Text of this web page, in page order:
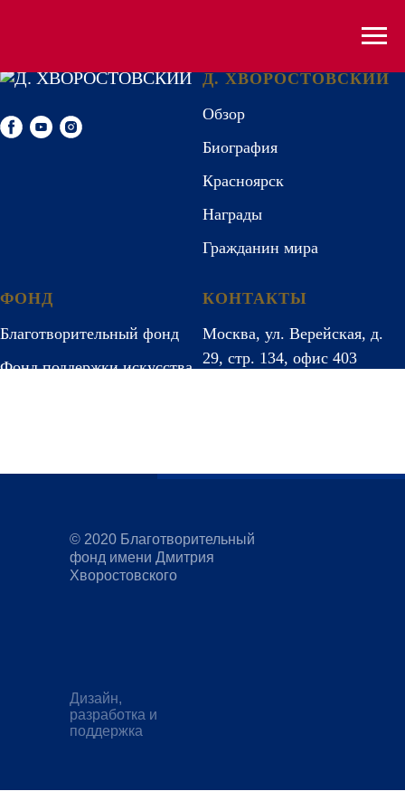
Д. ХВОРОСТОВСКИЙ
Обзор
Биография
Красноярск
Награды
Гражданин мира
ФОНД
Благотворительный фонд
Фонд поддержки искусства
КОНТАКТЫ
Москва, ул. Верейская, д.
29, стр. 134, офис 403
© 2020 Благотворительный
фонд имени Дмитрия
Хворостовского
Дизайн,
разработка и
поддержка